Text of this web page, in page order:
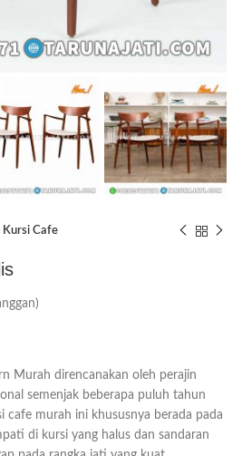
Kursi Cafe
Murah direncanakan oleh perajin
semenjak beberapa puluh tahun
cafe murah ini khususnya berada pada
di kursi yang halus dan sandaran